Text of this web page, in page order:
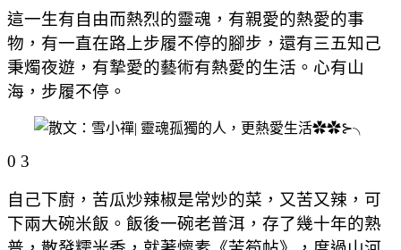
這一生有自由而熱烈的靈魂，有親愛的熱愛的事
物，有一直在路上步履不停的腳步，還有三五知己
秉燭夜遊，有摯愛的藝術有熱愛的生活。心有山
海，步履不停。
0 3
自己下廚，苦瓜炒辣椒是常炒的菜，又苦又辣，可
下兩大碗米飯。飯後一碗老普洱，存了幾十年的熟